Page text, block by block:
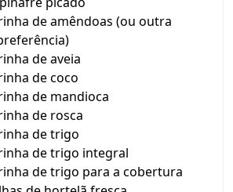
de amêndoas (ou outra
de aveia
de coco
de mandioca
de rosca
de trigo
de trigo integral
de trigo para a cobertura